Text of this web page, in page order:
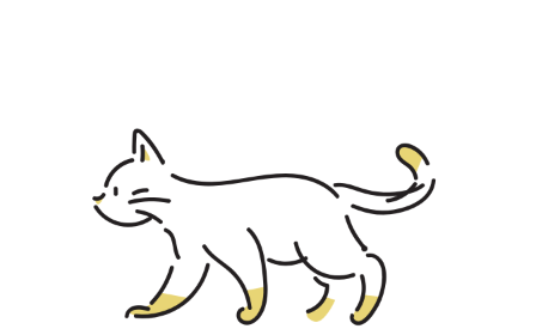
特集コンテンツ
地域を代表する 企業100選
プレスリリース
行政連携記事
MILCプロジェクト
選出企業特別対談
SDGsの先駆者
飲食店
地域豆知識
ニッポンの百選大全集